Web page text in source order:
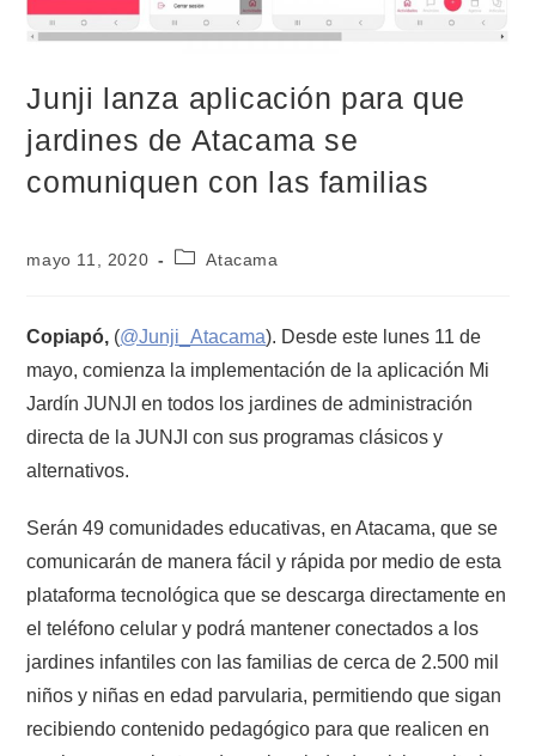
Junji lanza aplicación para que
jardines de Atacama se
comuniquen con las familias
mayo 11, 2020 Atacama
Copiapó, (@Junji_Atacama). Desde este lunes 11 de
mayo, comienza la implementación de la aplicación Mi
Jardín JUNJI en todos los jardines de administración
directa de la JUNJI con sus programas clásicos y
alternativos.
Serán 49 comunidades educativas, en Atacama, que se
comunicarán de manera fácil y rápida por medio de esta
plataforma tecnológica que se descarga directamente en
el teléfono celular y podrá mantener conectados a los
jardines infantiles con las familias de cerca de 2.500 mil
niños y niñas en edad parvularia, permitiendo que sigan
recibiendo contenido pedagógico para que realicen en